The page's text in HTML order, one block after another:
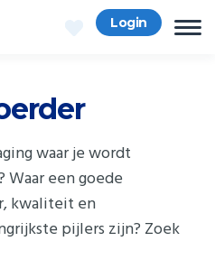
Login
waar je wordt
Waar een goede
kwaliteit en
pijlers zijn? Zoek